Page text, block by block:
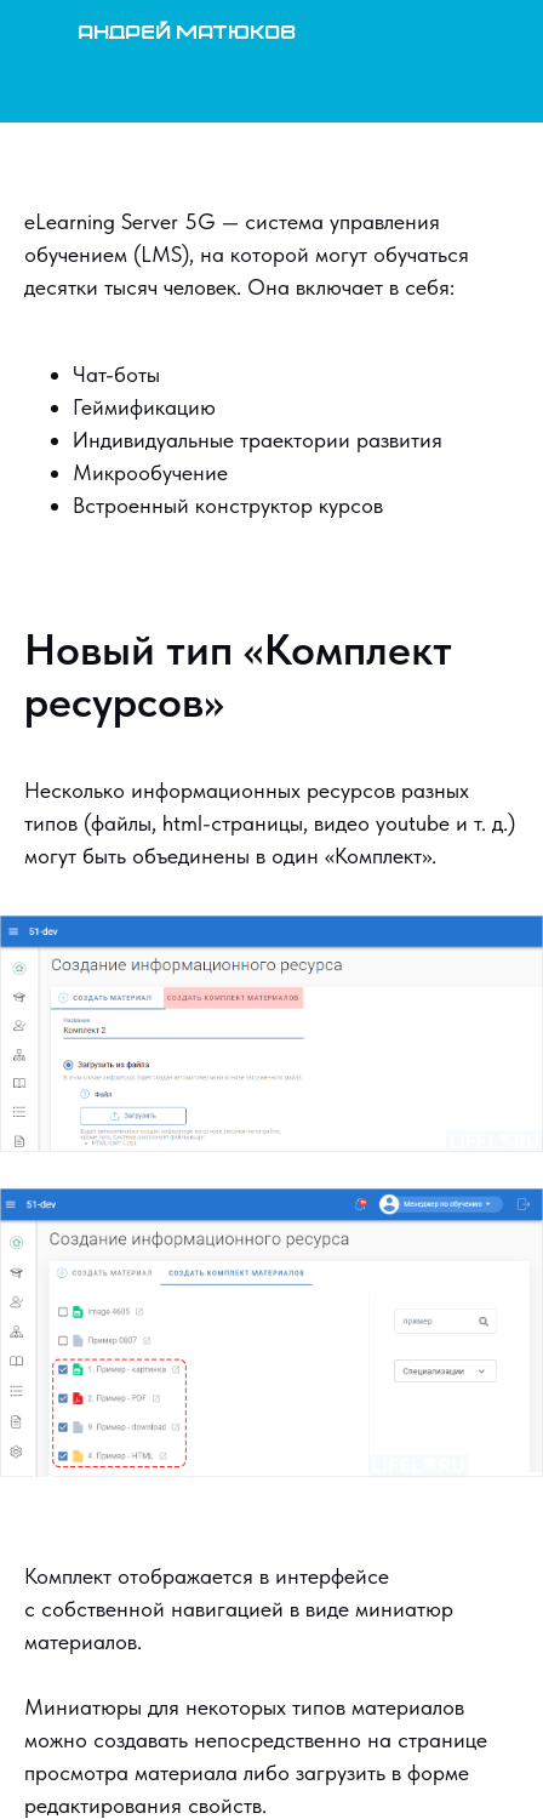
Андрей Матюков
eLearning Server 5G — система управления
обучением (LMS), на которой могут обучаться
десятки тысяч человек. Она включает в себя:
Чат-боты
Геймификацию
Индивидуальные траектории развития
Микрообучение
Встроенный конструктор курсов
Новый тип «Комплект
ресурсов»
Несколько информационных ресурсов разных
типов (файлы, html-страницы, видео youtube и т. д.)
могут быть объединены в один «Комплект».
Комплект отображается в интерфейсе
с собственной навигацией в виде миниатюр
материалов.
Миниатюры для некоторых типов материалов
можно создавать непосредственно на странице
просмотра материала либо загрузить в форме
редактирования свойств.